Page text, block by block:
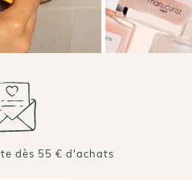
dès 55 € d'achats